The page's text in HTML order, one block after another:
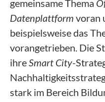
gemeinsame Thema
Datenplattform voran
beispielsweise das
vorangetrieben. Die
ihreSmart City-
stark im Bereich